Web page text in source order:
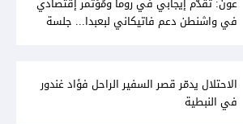
في واشنطن دعم فاتيكاني لبعبدا... جلسة
الاحتلال يدمّر قصر السفير الراحل فؤاد غندور
في النبطية